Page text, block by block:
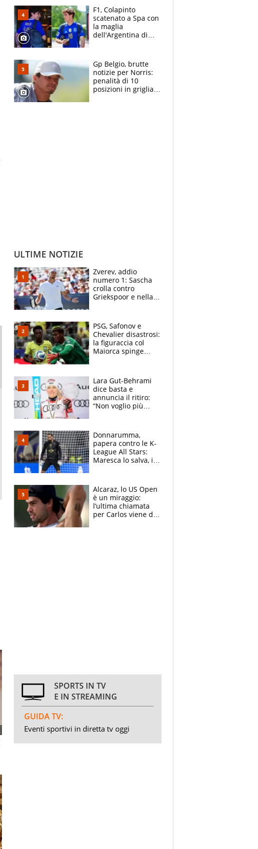
vede l'ora
F1, Colapinto
scatenato a Spa con
la maglia
dell'Argentina di
le parolacce"
Gp Belgio, brutte
notizie per Norris:
penalità di 10
posizioni in griglia,
ULTIME NOTIZIE
Zverev, addio
numero 1: Sascha
crolla contro
Griekspoor e nella
terzo. Quanti malori
a Montreal
PSG, Safonov e
Chevalier disastrosi:
la figuraccia col
Maiorca spinge
rischio beffa
Lara Gut-Behrami
dice basta e
annuncia il ritiro:
“Non voglio più
Brignone
Donnarumma,
papera contro le K-
League All Stars:
Maresca lo salva, i
Alcaraz, lo US Open
è un miraggio:
l’ultima chiamata
per Carlos viene da
SPORTS IN TV
E IN STREAMING
GUIDA TV:
Eventi sportivi in diretta tv oggi